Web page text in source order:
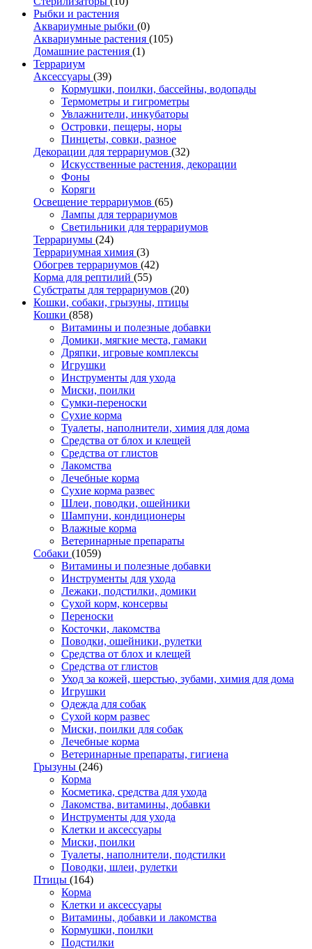
Рыбки и растения
Аквариумные рыбки (0)
Аквариумные растения (105)
Домашние растения (1)
Террариум
Аксессуары (39)
Кормушки, поилки, бассейны, водопады
Термометры и гигрометры
Увлажнители, инкубаторы
Островки, пещеры, норы
Пинцеты, совки, разное
Декорации для террариумов (32)
Искусственные растения, декорации
Фоны
Коряги
Освещение террариумов (65)
Лампы для террариумов
Светильники для террариумов
Террариумы (24)
Террариумная химия (3)
Обогрев террариумов (42)
Корма для рептилий (55)
Субстраты для террариумов (20)
Кошки, собаки, грызуны, птицы
Кошки (858)
Витамины и полезные добавки
Домики, мягкие места, гамаки
Дряпки, игровые комплексы
Игрушки
Инструменты для ухода
Миски, поилки
Сумки-переноски
Сухие корма
Туалеты, наполнители, химия для дома
Средства от блох и клещей
Средства от глистов
Лакомства
Лечебные корма
Сухие корма развес
Шлеи, поводки, ошейники
Шампуни, кондиционеры
Влажные корма
Ветеринарные препараты
Собаки (1059)
Витамины и полезные добавки
Инструменты для ухода
Лежаки, подстилки, домики
Сухой корм, консервы
Переноски
Косточки, лакомства
Поводки, ошейники, рулетки
Средства от блох и клещей
Средства от глистов
Уход за кожей, шерстью, зубами, химия для дома
Игрушки
Одежда для собак
Сухой корм развес
Миски, поилки для собак
Лечебные корма
Ветеринарные препараты, гигиена
Грызуны (246)
Корма
Косметика, средства для ухода
Лакомства, витамины, добавки
Инструменты для ухода
Клетки и аксессуары
Миски, поилки
Туалеты, наполнители, подстилки
Поводки, шлеи, рулетки
Птицы (164)
Корма
Клетки и аксессуары
Витамины, добавки и лакомства
Кормушки, поилки
Подстилки